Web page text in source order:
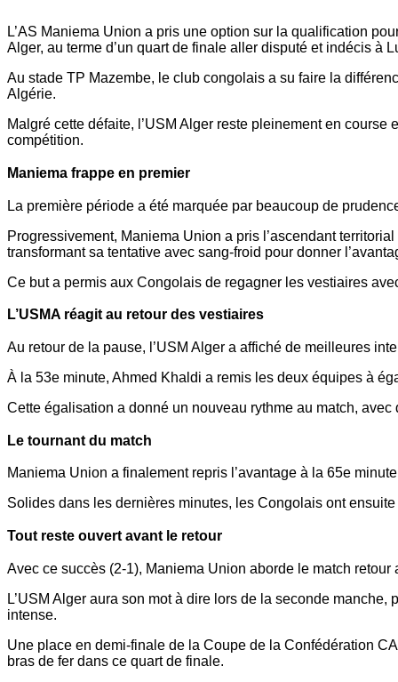
L’AS Maniema Union a pris une option sur la qualification
Alger, au terme d’un quart de finale aller disputé et indécis à
Au stade TP Mazembe, le club congolais a su faire la
Algérie.
Malgré cette défaite, l’USM Alger reste pleinement en
compétition.
Maniema frappe en premier
La première période a été marquée par beaucoup de
Progressivement, Maniema Union a pris l’ascendant
transformant sa tentative avec sang-froid pour donner
Ce but a permis aux Congolais de regagner les vestiaires
L’USMA réagit au retour des vestiaires
Au retour de la pause, l’USM Alger a affiché de meilleures
À la 53e minute, Ahmed Khaldi a remis les deux équipes à
Cette égalisation a donné un nouveau rythme au match,
Le tournant du match
Maniema Union a finalement repris l’avantage à la 65e
Solides dans les dernières minutes, les Congolais ont
Tout reste ouvert avant le retour
Avec ce succès (2-1), Maniema Union aborde le match
L’USM Alger aura son mot à dire lors de la seconde
intense.
Une place en demi-finale de la Coupe de la Confédération
bras de fer dans ce quart de finale.